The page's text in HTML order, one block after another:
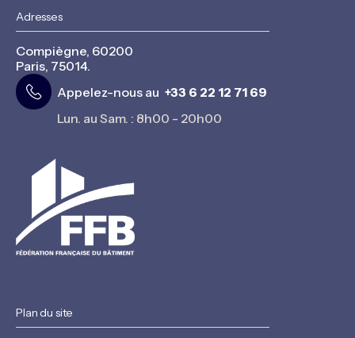
Plan du site
Adresses
Compiègne, 60200
Paris, 75014.
Appelez-nous au +33 6 22 12 71 69
Lun. au Sam. : 8h00 - 20h00